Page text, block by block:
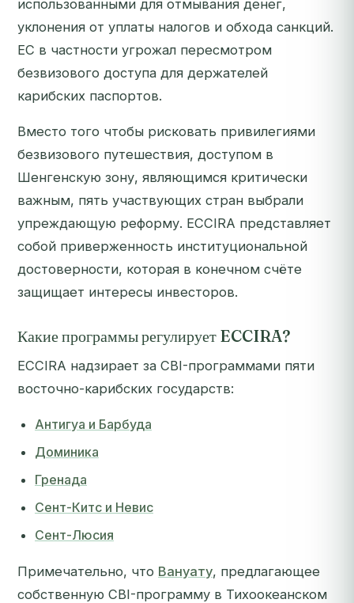
использованными для отмывания денег,
уклонения от уплаты налогов и обхода санкций.
ЕС в частности угрожал пересмотром
безвизового доступа для держателей
карибских паспортов.
Вместо того чтобы рисковать привилегиями
безвизового путешествия, доступом в
Шенгенскую зону, являющимся критически
важным, пять участвующих стран выбрали
упреждающую реформу. ECCIRA представляет
собой приверженность институциональной
достоверности, которая в конечном счёте
защищает интересы инвесторов.
Какие программы регулирует ECCIRA?
ECCIRA надзирает за CBI-программами пяти
восточно-карибских государств:
Антигуа и Барбуда
Доминика
Гренада
Сент-Китс и Невис
Сент-Люсия
Примечательно, что Вануату, предлагающее
собственную CBI-программу в Тихоокеанском